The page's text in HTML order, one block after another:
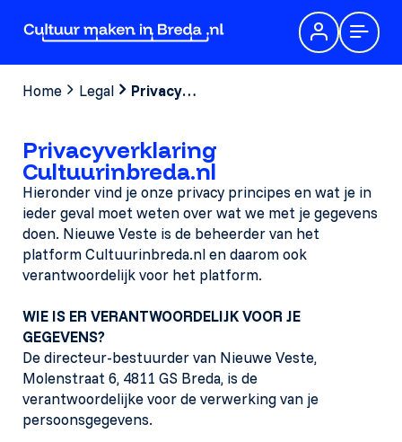
Home Legal Privacyverklaring
Privacyverklaring
Cultuurinbreda.nl
Hieronder vind je onze privacy principes en wat je in
ieder geval moet weten over wat we met je gegevens
doen. Nieuwe Veste is de beheerder van het
platform Cultuurinbreda.nl en daarom ook
verantwoordelijk voor het platform.
WIE IS ER VERANTWOORDELIJK VOOR JE
GEGEVENS?
De directeur-bestuurder van Nieuwe Veste,
Molenstraat 6, 4811 GS Breda, is de
verantwoordelijke voor de verwerking van je
persoonsgegevens.